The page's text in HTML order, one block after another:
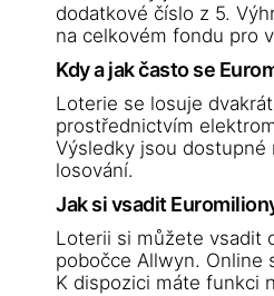
dodatkové číslo z 5.
na celkovém fondu pro
Kdy a jak často se
Loterie se losuje
prostřednictvím
Výsledky jsou dostupné
losování.
Jak si vsadit
Loterii si můžete vsadit
pobočce Allwyn. Online
K dispozici máte funkci